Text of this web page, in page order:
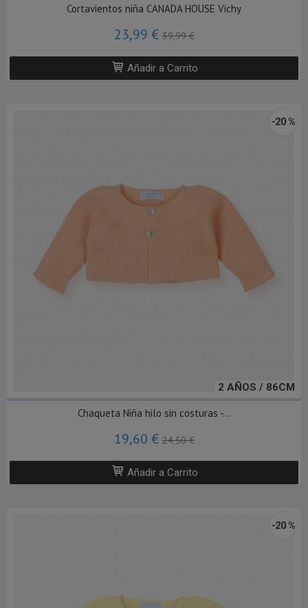
Cortavientos niña CANADA HOUSE Vichy
23,99 €39,99 €
Añadir a Carrito
2 AÑOS / 86CM
-20 %
Chaqueta Niña hilo sin costuras -...
19,60 €24,50 €
Añadir a Carrito
-20 %